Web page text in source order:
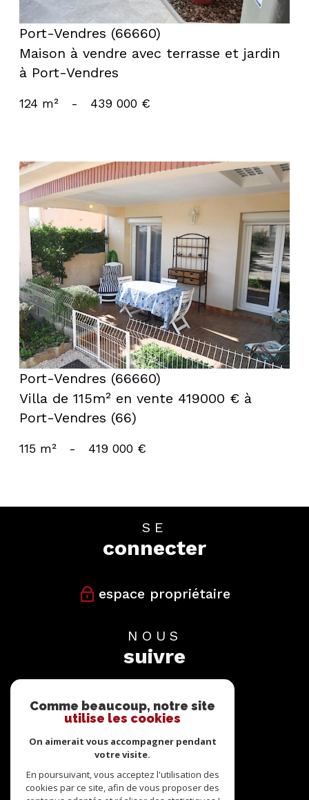
Port-Vendres (66660)
Maison à vendre avec terrasse et jardin
à Port-Vendres
124 m² - 439 000 €
voir le bien
Port-Vendres (66660)
Villa de 115m² en vente 419000 € à
Port-Vendres (66)
115 m² - 419 000 €
SE
connecter
espace propriétaire
NOUS
suivre
NOUS
adhérons
Comme beaucoup, notre site
utilise les cookies
On aimerait vous accompagner pendant
votre visite.
En poursuivant, vous acceptez l'utilisation des
cookies par ce site, afin de vous proposer des